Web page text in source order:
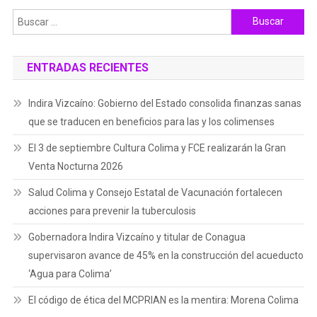
Buscar:
ENTRADAS RECIENTES
Indira Vizcaíno: Gobierno del Estado consolida finanzas sanas
que se traducen en beneficios para las y los colimenses
El 3 de septiembre Cultura Colima y FCE realizarán la Gran
Venta Nocturna 2026
Salud Colima y Consejo Estatal de Vacunación fortalecen
acciones para prevenir la tuberculosis
Gobernadora Indira Vizcaíno y titular de Conagua
supervisaron avance de 45% en la construcción del acueducto
‘Agua para Colima’
El código de ética del MCPRIAN es la mentira: Morena Colima